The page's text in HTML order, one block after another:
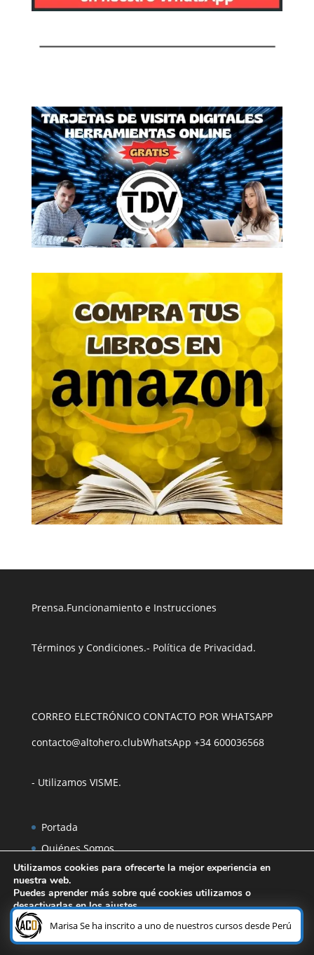
Prensa.Funcionamiento e Instrucciones
Términos y Condiciones.- Política de Privacidad.
CORREO ELECTRÓNICO
contacto@altohero.club
CONTACTO POR WHATSAPP
WhatsApp +34 600036568
- Utilizamos VISME.
Portada
Quiénes Somos
Prensa
Especiales
Bonos de Regalo
Ebooks
Utilizamos cookies para ofrecerte la mejor experiencia en
nuestra web.
Puedes aprender más sobre qué cookies utilizamos o
desactivarlas en losajustes.
Aceptar Rechazar Ajustes
¿Necesitas ayuda?
Marisa Se ha inscrito a uno de nuestros cursos desde Perú